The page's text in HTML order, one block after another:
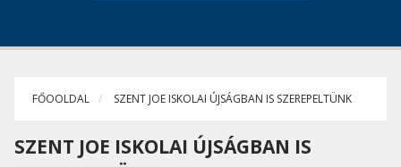
FŐOOLDAL SZENT JOE ISKOLAI ÚJSÁGBAN IS SZEREPELTÜNK
SZENT JOE ISKOLAI ÚJSÁGBAN IS